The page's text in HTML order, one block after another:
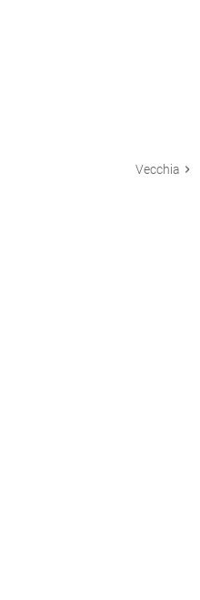
Vecchia